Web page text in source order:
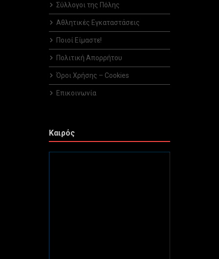
Σύλλογοι της Πόλης
Αθλητικές Εγκαταστάσεις
Ποιοί Είμαστε!
Πολιτική Απορρήτου
Όροι Χρήσης – Cookies
Επικοινωνία
Καιρός